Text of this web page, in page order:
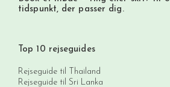
tidspunkt, der passer dig.
Top 10 rejseguides
Rejseguide til Thailand
Rejseguide til Sri Lanka